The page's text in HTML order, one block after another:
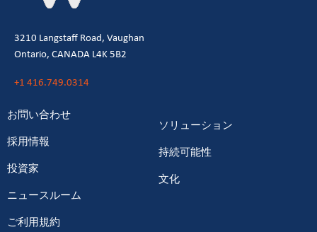
3210 Langstaff Road, Vaughan
Ontario, CANADA L4K 5B2
+1 416.749.0314
お問い合わせ
採用情報
投資家
ニュースルーム
ソリューション
持続可能性
文化
ご利用規約